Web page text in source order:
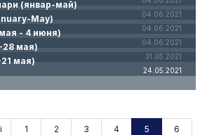
(январ-май)
04.06.2021
May)
04.06.2021
- 4 июня)
04.06.2021
28 мая)
31.05.2021
мая)
24.05.2021
1 2 3 4 5 6